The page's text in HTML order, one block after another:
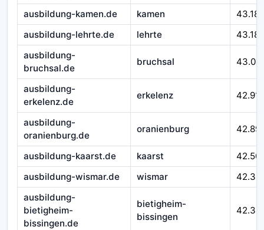
ausbildung-kamen.de kamen
43.189
ausbildung-lehrte.de
lehrte
43.189
ausbildung-
bruchsal.de
bruchsal
ausbildung-
erkelenz.de
erkelenz 42.917
ausbildung-
oranienburg.de
oranienburg
ausbildung-kaarst.de kaarst
ausbildung-wismar.de
wismar
ausbildung-
bietigheim-
bissingen.de
bietigheim-
bissingen